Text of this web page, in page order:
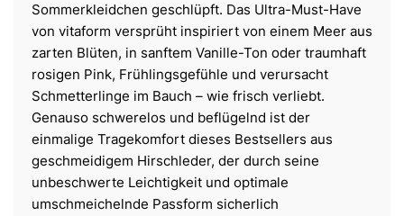
Sommerkleidchen geschlüpft. Das Ultra-Must-Have
von vitaform versprüht inspiriert von einem Meer aus
zarten Blüten, in sanftem Vanille-Ton oder traumhaft
rosigen Pink, Frühlingsgefühle und verursacht
Schmetterlinge im Bauch – wie frisch verliebt.
Genauso schwerelos und beflügelnd ist der
einmalige Tragekomfort dieses Bestsellers aus
geschmeidigem Hirschleder, der durch seine
unbeschwerte Leichtigkeit und optimale
umschmeichelnde Passform sicherlich